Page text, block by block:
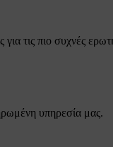
τις πιο συχνές
υπηρεσία μας.